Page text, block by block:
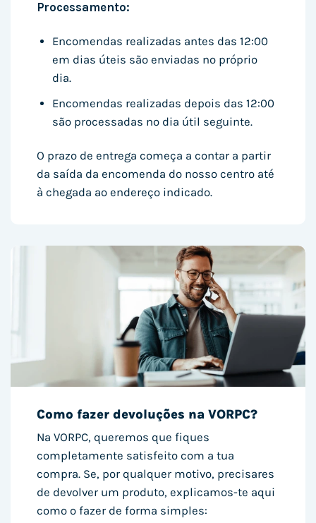
Processamento:
Encomendas realizadas antes das 12:00
em dias úteis são enviadas no próprio
dia.
Encomendas realizadas depois das 12:00
são processadas no dia útil seguinte.
O prazo de entrega começa a contar a partir
da saída da encomenda do nosso centro até
à chegada ao endereço indicado.
Como fazer devoluções na VORPC?
Na VORPC, queremos que fiques
completamente satisfeito com a tua
compra. Se, por qualquer motivo, precisares
de devolver um produto, explicamos-te aqui
como o fazer de forma simples: